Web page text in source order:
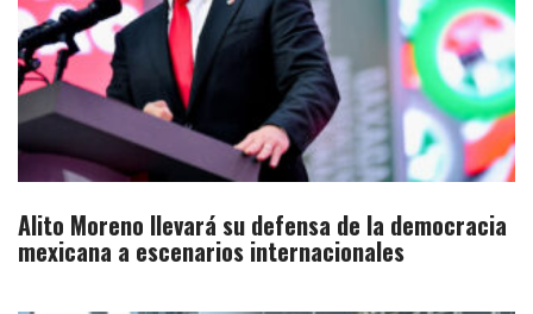
Alito Moreno llevará su defensa de la democracia
mexicana a escenarios internacionales​